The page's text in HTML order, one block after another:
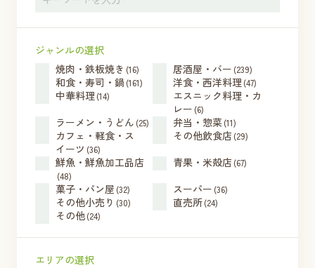
ジャンルの選択
焼肉・鉄板焼き (16) 居酒屋・バー (239)
和食・寿司・鍋 (161) 洋食・西洋料理 (47)
中華料理 (14)
エスニック料理・カ
レー (6)
ラーメン・うどん (25) 弁当・惣菜(11)
カフェ・軽食・ス
イーツ (36)
その他飲食店(29)
鮮魚・鮮魚加工品店
(48)
青果・米殻店(67)
菓子・パン屋 (32) スーパー (36)
その他小売り (30) 直売所(24)
その他(24)
エリアの選択